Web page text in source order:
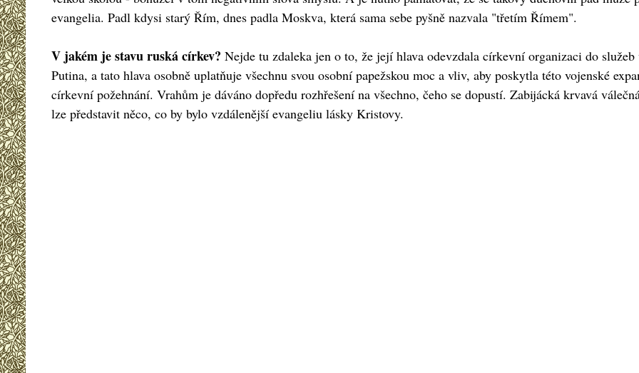
evangelia. Padl kdysi starý Řím, dnes padla Moskva, která sama sebe pyšně nazvala "třetím Římem".
V jakém je stavu ruská církev? Nejde tu zdaleka jen o to, že její hlava odevzdala církevní organizaci do
Putina, a tato hlava osobně uplatňuje všechnu svou osobní papežskou moc a vliv, aby poskytla této vojenské
církevní požehnání. Vrahům je dáváno dopředu rozhřešení na všechno, čeho se dopustí. Zabijácká krvavá
lze představit něco, co by bylo vzdálenější evangeliu lásky Kristovy.